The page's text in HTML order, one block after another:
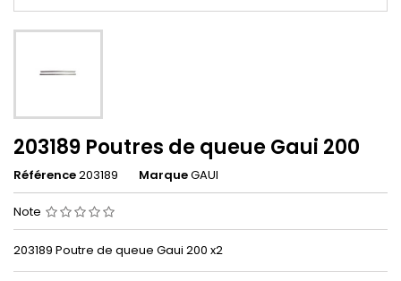
203189 Poutres de queue Gaui 200
Référence203189 MarqueGAUI
Note
203189 Poutre de queue Gaui 200 x2